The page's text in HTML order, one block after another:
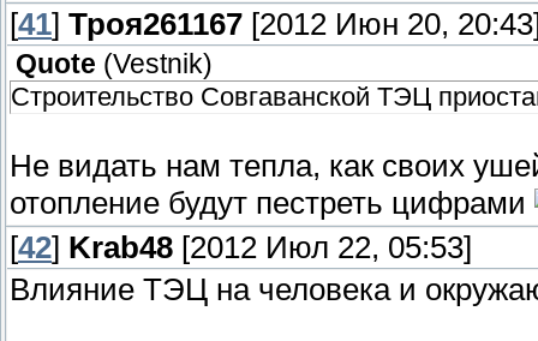
[41] Троя261167 [2012 Июн 20,
Quote (Vestnik)
Строительство Совгаванской ТЭЦ
Не видать нам тепла, как своих
отопление будут пестреть цифрами
[42] Krab48 [2012 Июл 22, 05:53]
Влияние ТЭЦ на человека и